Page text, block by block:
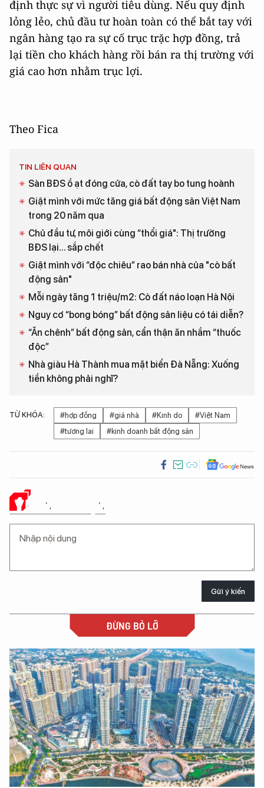
định thực sự vì người tiêu dùng. Nếu quy định
lỏng lẻo, chủ đầu tư hoàn toàn có thể bắt tay với
ngân hàng tạo ra sự cố trục trặc hợp đồng, trả
lại tiền cho khách hàng rồi bán ra thị trường với
giá cao hơn nhằm trục lợi.
Theo Fica
TIN LIÊN QUAN
Sàn BĐS ồ ạt đóng cửa, cò đất tay bo tung hoành
Giật mình với mức tăng giá bất động sản Việt Nam
trong 20 năm qua
Chủ đầu tư, môi giới cùng “thổi giá": Thị trường
BĐS lại... sắp chết
Giật mình với “độc chiêu” rao bán nhà của "cò bất
động sản"
Mỗi ngày tăng 1 triệu/m2: Cò đất náo loạn Hà Nội
Nguy cơ “bong bóng” bất động sản liệu có tái diễn?
“Ăn chênh” bất động sản, cẩn thận ăn nhầm “thuốc
độc”
Nhà giàu Hà Thành mua mặt biển Đà Nẵng: Xuống
tiền không phải nghĩ?
TỪ KHÓA: #hợp đồng #giá nhà #Kinh do
#Việt Nam
#tương lai
#kinh doanh bất động sản
Ý KIẾN CỦA BẠN
Gửi ý kiến
ĐỪNG BỎ LỠ